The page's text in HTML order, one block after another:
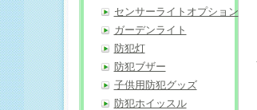
センサーライトオプション
ガーデンライト
防犯灯
防犯ブザー
子供用防犯グッズ
防犯ホイッスル